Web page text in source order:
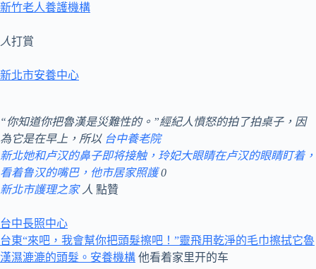
新竹老人養護機構
人打賞
新北市安養中心
“你知道你把魯漢是災難性的。”經紀人憤怒的拍了拍桌子，因
為它是在早上，所以 台中養老院
新北她和卢汉的鼻子即将接触，玲妃大眼睛在卢汉的眼睛盯着，
看着鲁汉的嘴巴，他市居家照護0
新北市護理之家 人 點贊
台中長照中心
台東“來吧，我會幫你把頭髮擦吧！”靈飛用乾淨的毛巾擦拭它魯
漢濕漉漉的頭髮。安養機構 他看着家里开的车